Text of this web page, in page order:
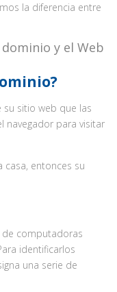
la diferencia entre
y el Web
sitio web que las
navegador para visitar
casa, entonces su
de computadoras
identificarlos
una serie de